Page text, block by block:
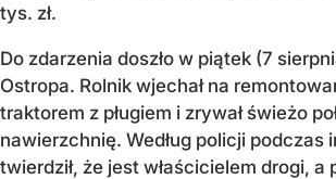
tys. zł.
Do zdarzenia doszło w piątek (7
Ostropa. Rolnik wjechał na
traktorem z pługiem i zrywał świeżo
nawierzchnię. Według policji podczas
twierdził, że jest właścicielem drogi, a